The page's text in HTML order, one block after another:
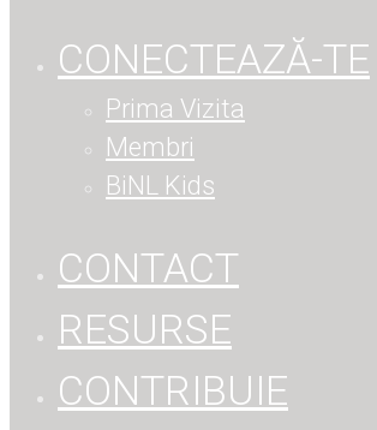
CONECTEAZĂ-TE
Prima Vizita
Membri
BiNL Kids
CONTACT
RESURSE
CONTRIBUIE